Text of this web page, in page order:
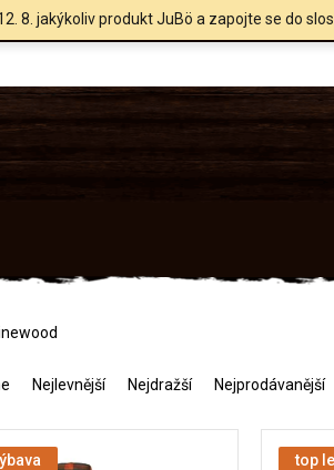
8. jakýkoliv produkt JuBö a zapojte se do
Nejlevnější Nejdražší Nejprodávanější
top